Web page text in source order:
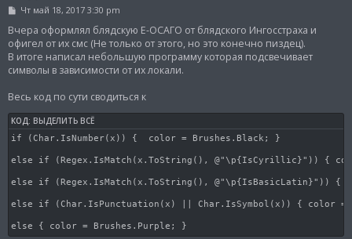
С
о
б
щ
е
н
Чт май 18, 2017 3:30 pm
Вчера оформлял блядскую Е-ОСАГО от блядского Ингосстраха и
офигел от их смс (Не только от этого, но это конечно пиздец).
В итоге написал небольшую программу которая подсвечивает
символы в зависимости от их локали.
Весь код по сути сводиться к
КОД: ВЫДЕЛИТЬ ВСЁ
if (Char.IsNumber(x)) {  color = Brushes.Black; }
else if (Regex.IsMatch(x.ToString(), @"\p{IsCyrillic}")) {
else if (Regex.IsMatch(x.ToString(), @"\p{IsBasicLatin}")) {
else if (Char.IsPunctuation(x) || Char.IsSymbol(x)) { color =
else { color = Brushes.Purple; }